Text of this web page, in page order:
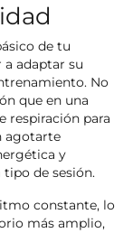
de tu
a adaptar su
No
que en una
respiración para
agotarte
y
de sesión.
constante, lo
más amplio,